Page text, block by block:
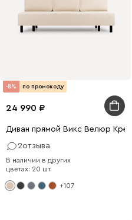
-8% по промокоду
24 990
Диван прямой Викс Велюр
2отзыва
В наличии в других
цветах: 20 шт.
+107